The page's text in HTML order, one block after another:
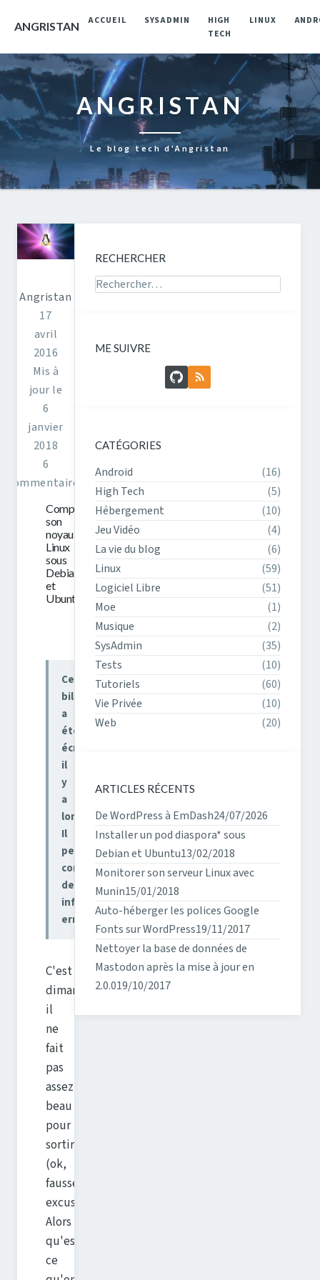
ANGRISTAN ACCUEIL SYSADMIN
HIGH
TECH
LINUX
ANGRISTAN
Le blog tech d'Angristan
Angristan
17
avril
2016
Mis à
jour le
6
janvier
2018
6
commentaires
Compiler
son
noyau
Linux
sous
Debian
et
Ubuntu
Ce
billet
a
été
écrit
il
y
a
longtemps.
Il
peut
contenir
des
informations
erronées.
C'est
dimanche,
il
ne
fait
pas
assez
beau
pour
sortir
(ok,
fausse
excuse)...
Alors
qu'est-
ce
RECHERCHER
Rechercher sur le site
ME SUIVRE
GitHubFlux RSS
CATÉGORIES
Android
(16)
High Tech
(5)
Hébergement
(10)
Jeu Vidéo
(4)
La vie du blog
(6)
Linux
(59)
Logiciel Libre
(51)
Moe
(1)
Musique
(2)
SysAdmin
(35)
Tests
(10)
Tutoriels
(60)
Vie Privée
(10)
Web
(20)
ARTICLES RÉCENTS
De WordPress à EmDash24/07/2026
Installer un pod diaspora* sous
Debian et Ubuntu13/02/2018
Monitorer son serveur Linux avec
Munin15/01/2018
Auto-héberger les polices Google
Fonts sur WordPress19/11/2017
Nettoyer la base de données de
Mastodon après la mise à jour en
2.0.019/10/2017